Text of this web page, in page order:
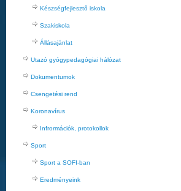
Készségfejlesztő iskola
Szakiskola
Állásajánlat
Utazó gyógypedagógiai hálózat
Dokumentumok
Csengetési rend
Koronavírus
Infrormációk, protokollok
Sport
Sport a SOFI-ban
Eredményeink